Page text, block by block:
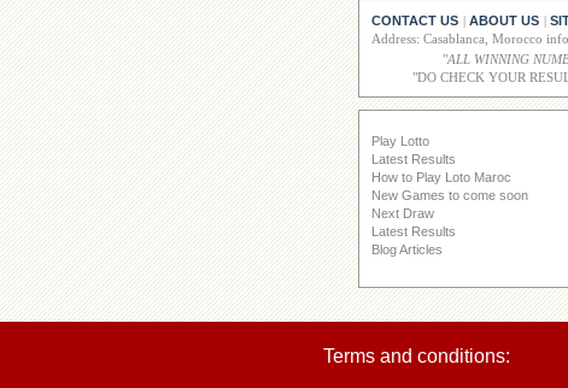
CONTACT US ABOUT US
Address: Casablanca, Morocco
"ALL WINNING
"DO CHECK YOUR
Play Lotto
Latest Results
How to Play Loto Maroc
New Games to come soon
Next Draw
Latest Results
Blog Articles
Terms and conditions: